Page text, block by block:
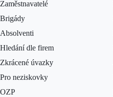
Zaměstnavatelé
Brigády
Absolventi
Hledání dle firem
Zkrácené úvazky
Pro neziskovky
OZP